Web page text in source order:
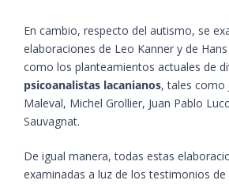
En cambio, respecto del autismo, se
elaboraciones de Leo Kanner y de Hans
como los planteamientos actuales de
psicoanalistas lacanianos, tales como
Maleval, Michel Grollier, Juan Pablo
Sauvagnat.
De igual manera, todas estas
examinadas a luz de los testimonios de